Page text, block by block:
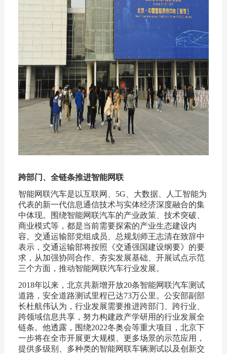
跨部门、全链条推进智能网联
智能网联汽车是以互联网、5G、大数据、人工智能为
代表的新一代信息通信技术与实体经济深度融合的集
中体现。围绕智能网联汽车的产业政策、技术突破、
商业模式等，都是当前需要探索的产业生态建设内
容。交通运输部党组成员、总规划师王志清在致辞中
表示，交通运输部将按照《交通强国建设纲要》的要
求，从加强协同合作、夯实发展基础、开展试点示范
三个方面，推动智能网联汽车行业发展。
2018年以来，北京共新增开放20条智能网联汽车测试
道路，安全道路测试里程已达73万公里。公安部副部
长杜航伟认为，行业发展需要推进跨部门、跨行业、
跨领域信息共享，努力构建政产学研用的行业发展全
链条。他透露，围绕2022冬奥会等重大项目，北京下
一步将在全市开展更大规模、更多场景的示范应用，
提供多级别、多种类的智能网联车辆测试以及创新交